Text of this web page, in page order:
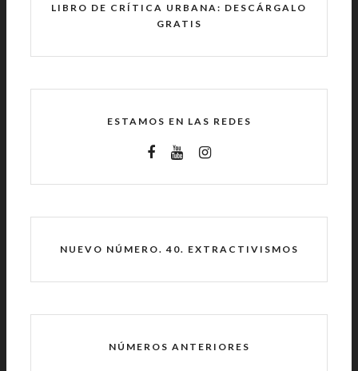
LIBRO DE CRÍTICA URBANA: DESCÁRGALO
GRATIS
ESTAMOS EN LAS REDES
NUEVO NÚMERO. 40. EXTRACTIVISMOS
NÚMEROS ANTERIORES